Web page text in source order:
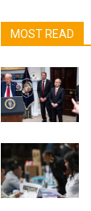
MOST READ